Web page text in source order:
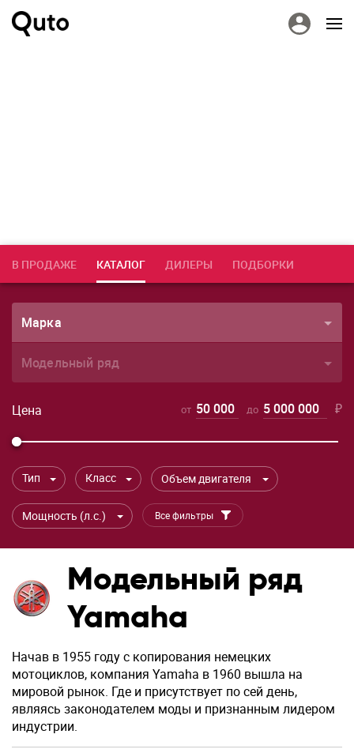
В ПРОДАЖЕ КАТАЛОГ ДИЛЕРЫ ПОДБОРКИ
Марка
Модельный ряд
Цена от 50 000 до 5 000 000 ₽
Тип Класс Объем двигателя
Мощность (л.с.) Все фильтры
Модельный ряд
Yamaha
Начав в 1955 году с копирования немецких
мотоциклов, компания Yamaha в 1960 вышла на
мировой рынок. Где и присутствует по сей день,
являясь законодателем моды и признанным лидером
индустрии.